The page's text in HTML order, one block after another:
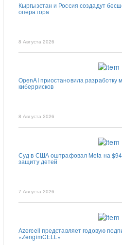
Кыргызстан и Россия создадут
оператора
8 Августа 2026
OpenAI приостановила разработку
киберрисков
8 Августа 2026
Суд в США оштрафовал Meta на
защиту детей
7 Августа 2026
Azercell представляет годовую
«ZengimCELL»